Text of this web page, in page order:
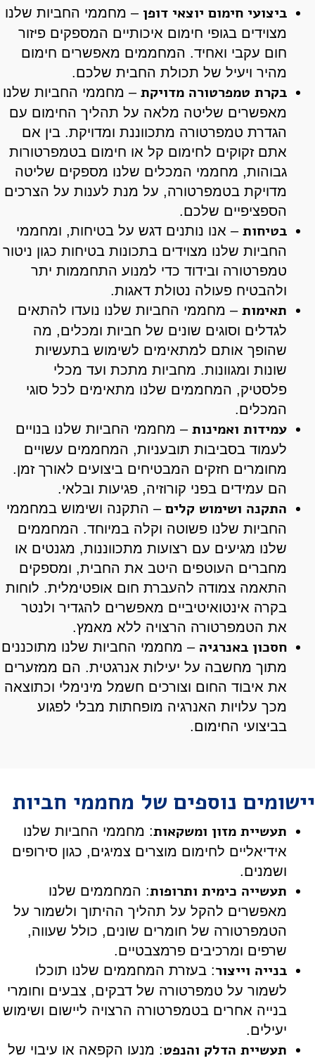
ביצועי חימום יוצאי דופן – מחממי החביות שלנו
מצוידים בגופי חימום איכותיים המספקים פיזור
חום עקבי ואחיד. המחממים מאפשרים חימום
מהיר ויעיל של תכולת החבית שלכם.
בקרת טמפרטורה מדויקת – מחממי החביות שלנו
מאפשרים שליטה מלאה על תהליך החימום עם
הגדרת טמפרטורה מתכווננת ומדויקת. בין אם
אתם זקוקים לחימום קל או חימום בטמפרטורות
גבוהות, מחממי המכלים שלנו מספקים שליטה
מדויקת בטמפרטורה, על מנת לענות על הצרכים
הספציפיים שלכם.
בטיחות – אנו נותנים דגש על בטיחות, ומחממי
החביות שלנו מצוידים בתכונות בטיחות כגון ניטור
טמפרטורה ובידוד כדי למנוע התחממות יתר
ולהבטיח פעולה נטולת דאגות.
תאימות – מחממי החביות שלנו נועדו להתאים
לגדלים וסוגים שונים של חביות ומכלים, מה
שהופך אותם למתאימים לשימוש בתעשיות
שונות ומגוונות. מחביות מתכת ועד מכלי
פלסטיק, המחממים שלנו מתאימים לכל סוגי
המכלים.
עמידות ואמינות – מחממי החביות שלנו בנויים
לעמוד בסביבות תובעניות, המחממים עשויים
מחומרים חזקים המבטיחים ביצועים לאורך זמן.
הם עמידים בפני קורוזיה, פגיעות ובלאי.
התקנה ושימוש קלים – התקנה ושימוש במחממי
החביות שלנו פשוטה וקלה במיוחד. המחממים
שלנו מגיעים עם רצועות מתכווננות, מגנטים או
מחברים העוטפים היטב את החבית, ומספקים
התאמה צמודה להעברת חום אופטימלית. לוחות
בקרה אינטואיטיביים מאפשרים להגדיר ולנטר
את הטמפרטורה הרצויה ללא מאמץ.
חסכון באנרגיה – מחממי החביות שלנו מתוכננים
מתוך מחשבה על יעילות אנרגטית. הם ממזערים
את איבוד החום וצורכים חשמל מינימלי וכתוצאה
מכך עלויות האנרגיה מופחתות מבלי לפגוע
בביצועי החימום.
יישומים נוספים של מחממי חביות
תעשיית מזון ומשקאות: מחממי החביות שלנו
אידיאליים לחימום מוצרים צמיגים, כגון סירופים
ושמנים.
תעשייה כימית ותרופות: המחממים שלנו
מאפשרים להקל על תהליך ההיתוך ולשמור על
הטמפרטורה של חומרים שונים, כולל שעווה,
שרפים ומרכיבים פרמצבטיים.
בנייה וייצור: בעזרת המחממים שלנו תוכלו
לשמור על טמפרטורה של דבקים, צבעים וחומרי
בנייה אחרים בטמפרטורה הרצויה ליישום ושימוש
יעילים.
תעשיית הדלק והנפט: מנעו הקפאה או עיבוי של